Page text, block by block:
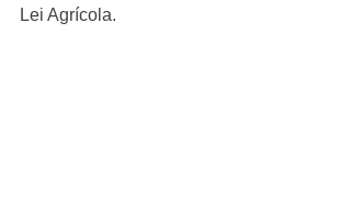
Lei Agrícola.